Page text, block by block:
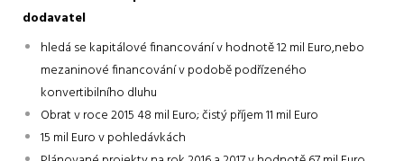
dodavatel
hledá se kapitálové financování v hodnotě 12 mil Euro,nebo
mezaninové financování v podobě podřízeného
konvertibilního dluhu
Obrat v roce 2015 48 mil Euro; čistý příjem 11 mil Euro
15 mil Euro v pohledávkách